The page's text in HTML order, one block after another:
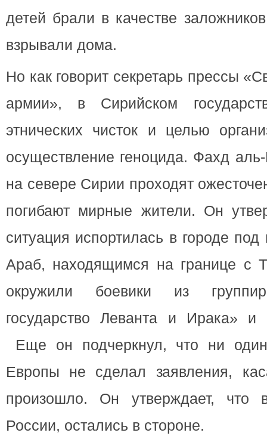
детей брали в качестве
взрывали дома.
Но как говорит секретарь прессы
армии», в Сирийском
этнических чисток и целью
осуществление геноцида. Фахд
на севере Сирии проходят
погибают мирные жители. Он
ситуация испортилась в городе
Араб, находящимся на границе с
окружили боевики из
государство Леванта и Ирака» и
Еще он подчеркнул, что ни один
Европы не сделал заявления,
произошло. Он утверждает, что
России, остались в стороне.